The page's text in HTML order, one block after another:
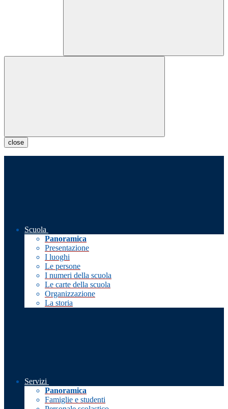
close
Scuola
Panoramica
Presentazione
I luoghi
Le persone
I numeri della scuola
Le carte della scuola
Organizzazione
La storia
Servizi
Panoramica
Famiglie e studenti